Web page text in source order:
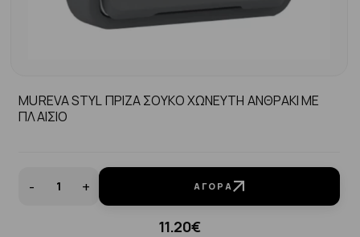
MUREVA STYL ΠΡΙΖΑ ΣΟΥΚΟ ΧΩΝΕΥΤΗ ΑΝΘΡΑΚΙ ΜΕ
ΠΛΑΙΣΙΟ
- + ΑΓΟΡΆ
11.20€